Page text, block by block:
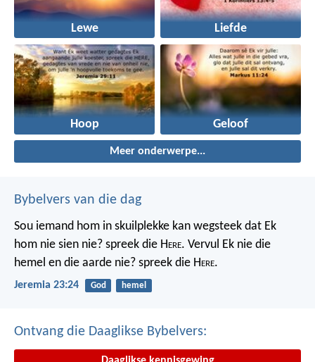
Lewe Liefde
Hoop Geloof
Meer onderwerpe...
Bybelvers van die dag
Sou iemand hom in skuilplekke kan wegsteek dat Ek
hom nie sien nie? spreek die Here. Vervul Ek nie die
hemel en die aarde nie? spreek die Here.
Jeremia 23:24 God hemel
Ontvang die Daaglikse Bybelvers: